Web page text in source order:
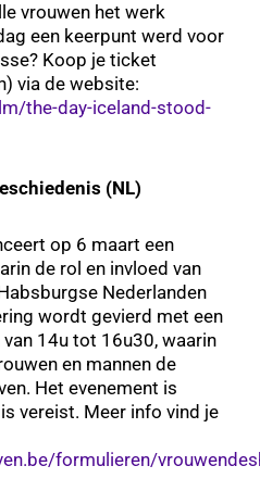
vrouwen het werk
een keerpunt werd voor
Koop je ticket
via de website:
the-day-iceland-stood-
(NL)
op 6 maart een
de rol en invloed van
Nederlanden
wordt gevierd met een
14u tot 16u30, waarin
en mannen de
Het evenement is
vereist. Meer info vind je
formulieren/